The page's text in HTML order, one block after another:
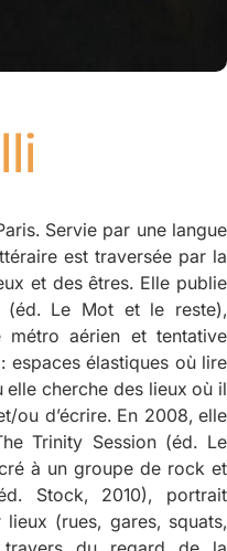
Servie par une langue
est traversée par la
et des êtres. Elle publie
(éd. Le Mot et le reste),
métro aérien et tentative
espaces élastiques où lire
cherche des lieux où il
ou d’écrire. En 2008, elle
Trinity Session (éd. Le
à un groupe de rock et
Stock, 2010), portrait
(rues, gares, squats,